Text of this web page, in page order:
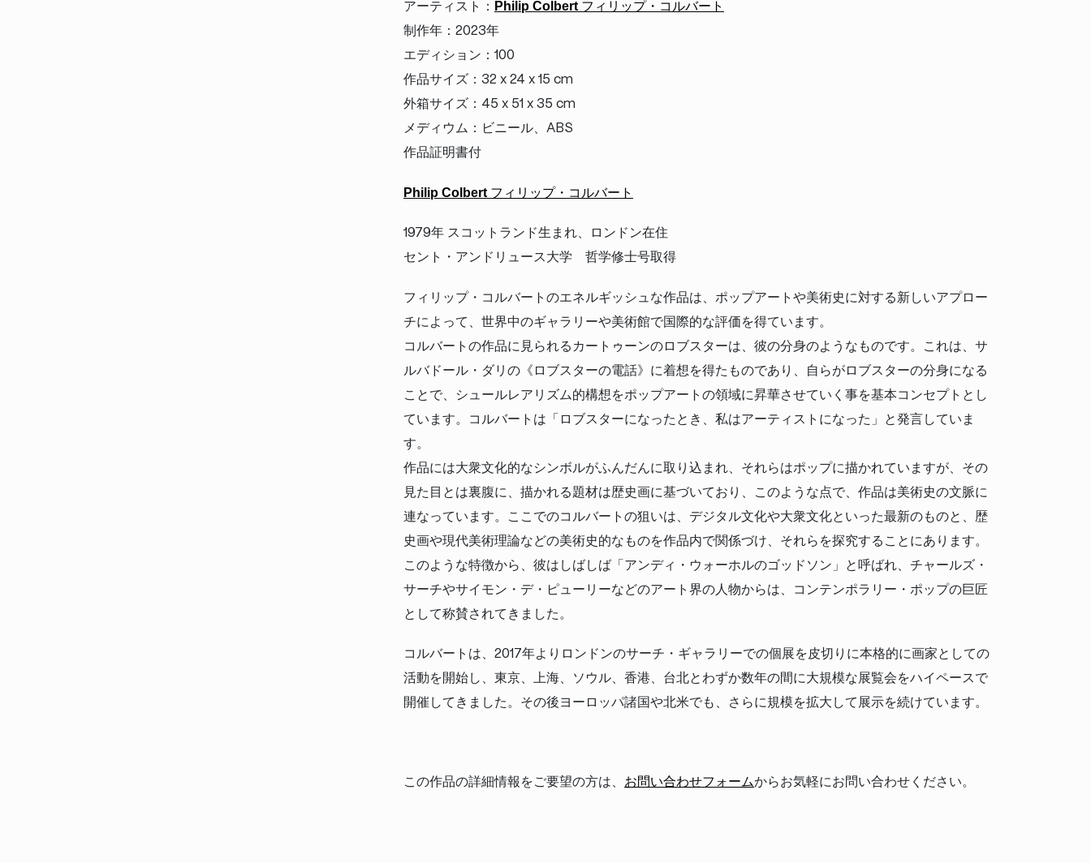
アーティスト： Philip Colbert フィリップ・コルバート
制作年：2023年
エディション：100
作品サイズ：32 x 24 x 15 cm
外箱サイズ：45 x 51 x 35 cm
メディウム：ビニール、ABS
作品証明書付
Philip Colbert フィリップ・コルバート
1979年 スコットランド生まれ、ロンドン在住
セント・アンドリュース大学 哲学修士号取得
フィリップ・コルバートのエネルギッシュな作品は、ポップアートや美術史に対する新しいアプロー
チによって、世界中のギャラリーや美術館で国際的な評価を得ています。
コルバートの作品に見られるカートゥーンのロブスターは、彼の分身のようなものです。これは、サ
ルバドール・ダリの《ロブスターの電話》に着想を得たものであり、自らがロブスターの分身になる
ことで、シュールレアリズム的構想をポップアートの領域に昇華させていく事を基本コンセプトとし
ています。コルバートは「ロブスターになったとき、私はアーティストになった」と発言していま
す。
作品には大衆文化的なシンボルがふんだんに取り込まれ、それらはポップに描かれていますが、その
見た目とは裏腹に、描かれる題材は歴史画に基づいており、このような点で、作品は美術史の文脈に
連なっています。ここでのコルバートの狙いは、デジタル文化や大衆文化といった最新のものと、歴
史画や現代美術理論などの美術史的なものを作品内で関係づけ、それらを探究することにあります。
このような特徴から、彼はしばしば「アンディ・ウォーホルのゴッドソン」と呼ばれ、チャールズ・
サーチやサイモン・デ・ピューリーなどのアート界の人物からは、コンテンポラリー・ポップの巨匠
として称賛されてきました。
コルバートは、2017年よりロンドンのサーチ・ギャラリーでの個展を皮切りに本格的に画家としての
活動を開始し、東京、上海、ソウル、香港、台北とわずか数年の間に大規模な展覧会をハイペースで
開催してきました。その後ヨーロッパ諸国や北米でも、さらに規模を拡大して展示を続けています。
この作品の詳細情報をご要望の方は、 お問い合わせフォームからお気軽にお問い合わせください。